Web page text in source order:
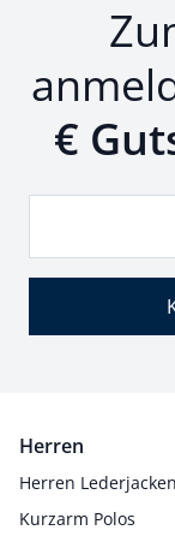
€
Herren
Herren Lederjacken
Kurzarm Polos